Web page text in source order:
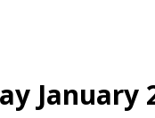
January